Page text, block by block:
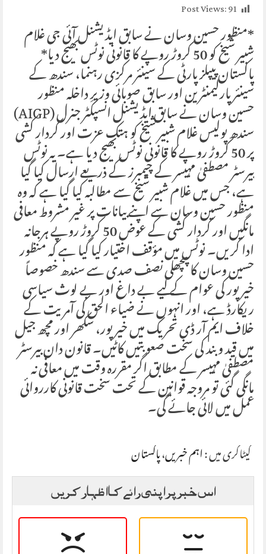
Post Views:91
*منظور حسین وسان نے سابق ایڈیشنل آئی جی غلام
شبیر شیخ کو 50 کروڑ روپے کا قانونی نوٹس بھیج دیا*
پاکستان پیپلز پارٹی کے سینئر مرکزی رہنما، سندھ کے
سینئر پارلیمنٹرین اور سابق صوبائی وزیرِ داخلہ منظور حسین وسان نے سابق ایڈیشنل انسپکٹر جنرل (AIGP)سندھ پولیس غلام شبیر شیخ کو ہتکِ عزت اور کردار کشی
پر 50 کروڑ روپے کا قانونی نوٹس بھیج دیا ہے۔ یہ نوٹس
بیرسٹر مصطفیٰ مہیسر کے چیمبرز کے ذریعے ارسال کیا گیا
ہے، جس میں غلام شبیر شیخ سے مطالبہ کیا گیا ہے کہ وہ
منظور حسین وسان سے اپنے بیانات پر غیر مشروط معافی
مانگیں اور کردار کشی کے عوض 50 کروڑ روپے ہرجانہ
ادا کریں۔ نوٹس میں مؤقف اختیار کیا گیا ہے کہ منظور
حسین وسان کا پچھلی نصف صدی سے سندھ خصوصاً
خیرپور کی عوام کے لیے بے داغ اور بے لوث سیاسی
ریکارڈ ہے، اور انہوں نے ضیاء الحق کی آمریت کے
خلاف ایم آر ڈی تحریک میں خیرپور، سکھر اور مچھ جیل
میں قید و بند کی سخت صعوبتیں کاٹیں۔ قانون دان بیرسٹر
مصطفیٰ مہیسر کے مطابق اگر مقررہ وقت میں معافی نہ
مانگی گئی تو مروجہ قوانین کے تحت سخت قانونی کارروائی
عمل میں لائی جائے گی۔
کیٹاگری میں :اہم خبریں،پاکستان
اس خبر پر اپنی رائے کا اظہار کریں